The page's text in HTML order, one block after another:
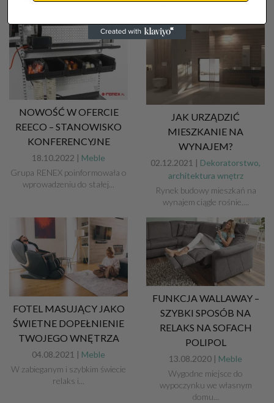
wyróżnić możemy kilka...
NOWOŚĆ W OFERCIE
REECO – STANOWISKO
KONFERENCYJNE
18.10.2022 | Meble
Grupa RENEX poinformowała o
wprowadzeniu do stałej...
JAK URZĄDZIĆ
MIESZKANIE NA
WYNAJEM?
02.12.2021 | Dekoratorstwo,
architektura wnętrz
Rynek budowy mieszkań na
wynajem ciągle rośnie....
FOTEL MASUJĄCY JAKO
ŚWIETNE DOPEŁNIENIE
TWOJEGO WNĘTRZA
04.08.2021 | Meble
W zabieganym i szybkim świecie
relaks i...
FUNKCJA WALLAWAY –
SZYBKI SPOSÓB NA
RELAKS NA SOFACH
POLIPOL
13.08.2020 | Meble
Wygodne miejsce do
wypoczynku we własnym
domu...